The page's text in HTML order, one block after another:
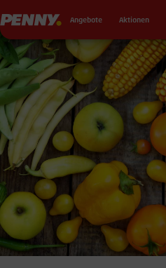
Penny Angebote Aktionen